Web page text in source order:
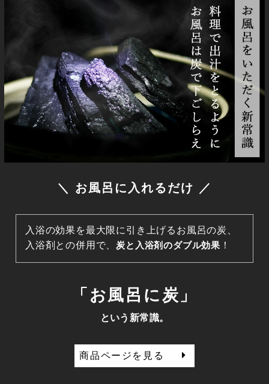
＼ お風呂に入れるだけ ／
入浴の効果を最大限に引き上げるお風呂の炭、
入浴剤との併用で、炭と入浴剤のダブル効果 ！
「お風呂に炭」
という新常識。
商品ページを見る